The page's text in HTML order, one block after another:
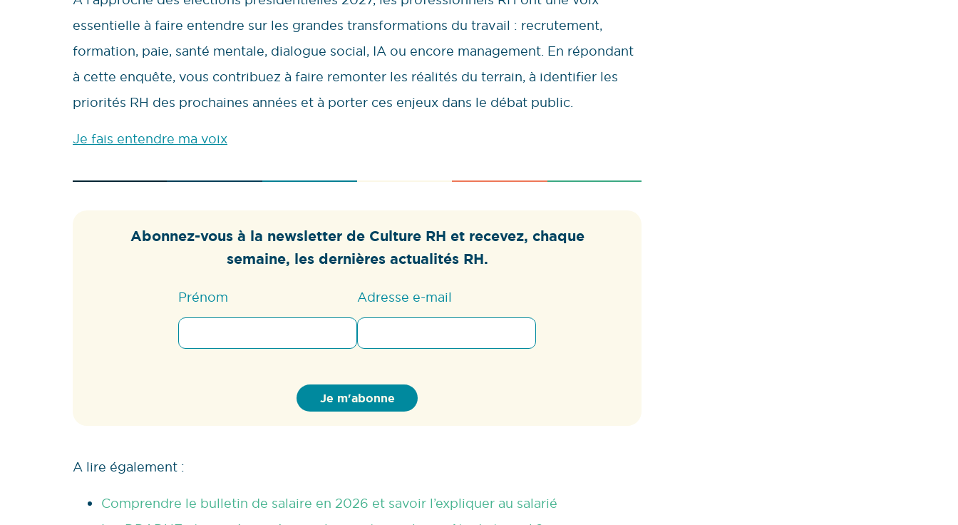
essentielle à faire entendre sur les grandes transformations du travail : recrutement,
formation, paie, santé mentale, dialogue social, IA ou encore management. En répondant
à cette enquête, vous contribuez à faire remonter les réalités du terrain, à identifier les
priorités RH des prochaines années et à porter ces enjeux dans le débat public.
Je fais entendre ma voix
Abonnez-vous à la newsletter de Culture RH et recevez, chaque
semaine, les dernières actualités RH.
Prénom Adresse e-mail
A lire également :
Comprendre le bulletin de salaire en 2026 et savoir l’expliquer au salarié